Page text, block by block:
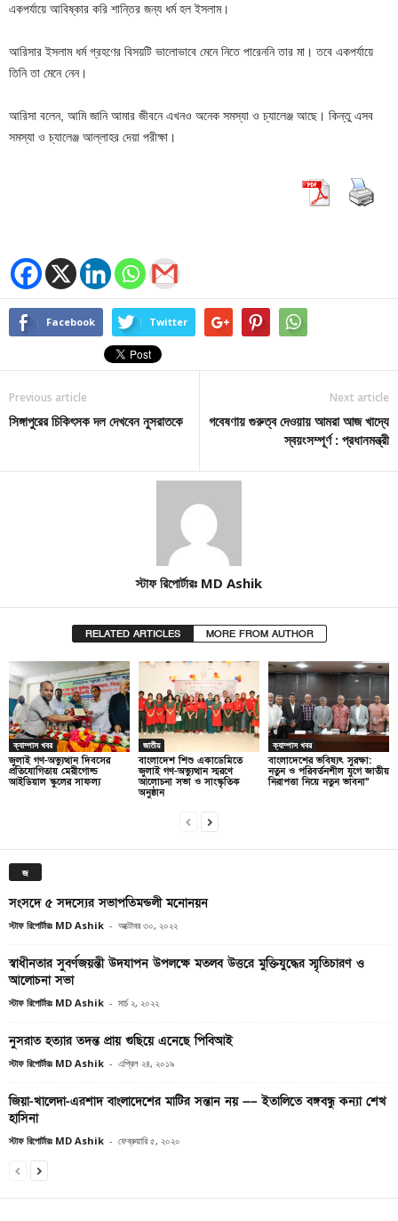
একপর্যায়ে আবিষ্কার করি শান্তির জন্য ধর্ম হল ইসলাম।
আরিসার ইসলাম ধর্ম গ্রহণের বিসয়টি ভালোভাবে মেনে নিতে পারেননি তার মা। তবে একপর্যায়ে
তিনি তা মেনে নেন।
আরিসা বলেন, আমি জানি আমার জীবনে এখনও অনেক সমস্যা ও চ্যালেঞ্জ আছে। কিন্তু এসব
সমস্যা ও চ্যালেঞ্জ আল্লাহর দেয়া পরীক্ষা।
Facebook Twitter
Previous article
সিঙ্গাপুরের চিকিৎসক দল দেখবেন নুসরাতকে
Next article
গবেষণায় গুরুত্ব দেওয়ায় আমরা আজ খাদ্যে
স্বয়ংসম্পূর্ণ : প্রধানমন্ত্রী
স্টাফ রিপোর্টারঃ MD Ashik
RELATED ARTICLES MORE FROM AUTHOR
ক্যাম্পাস খবর
জুলাই গণ-অভ্যুত্থান দিবসের
প্রতিযোগিতায় মেরীগোল্ড
আইডিয়াল স্কুলের সাফল্য
জাতীয়
বাংলাদেশ শিশু একাডেমিতে
জুলাই গণ-অভ্যুত্থান স্মরণে
আলোচনা সভা ও সাংস্কৃতিক
অনুষ্ঠান
ক্যাম্পাস খবর
বাংলাদেশের ভবিষ্যৎ সুরক্ষা:
নতুন ও পরিবর্তনশীল যুগে জাতীয়
নিরাপত্তা নিয়ে নতুন ভাবনা”
জ
সংসদে ৫ সদস্যের সভাপতিমন্ডলী মনোনয়ন
স্টাফ রিপোর্টারঃ MD Ashik - অক্টোবর ৩০, ২০২২
স্বাধীনতার সুবর্ণজয়ন্তী উদযাপন উপলক্ষে মতলব উত্তরে মুক্তিযুদ্ধের স্মৃতিচারণ ও
আলোচনা সভা
স্টাফ রিপোর্টারঃ MD Ashik - মার্চ ২, ২০২২
নুসরাত হত্যার তদন্ত প্রায় গুছিয়ে এনেছে পিবিআই
স্টাফ রিপোর্টারঃ MD Ashik - এপ্রিল ২৪, ২০১৯
জিয়া-খালেদা-এরশাদ বাংলাদেশের মাটির সন্তান নয় —– ইতালিতে বঙ্গবন্ধু কন্যা শেখ
হাসিনা
স্টাফ রিপোর্টারঃ MD Ashik - ফেব্রুয়ারি ৫, ২০২০